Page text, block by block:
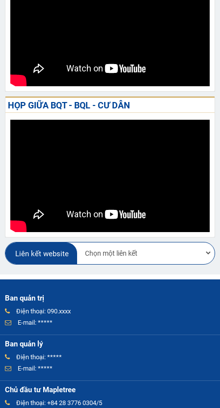
HỌP GIỮA BQT - BQL - CƯ DÂN
Liên kết website
Ban quản trị
Điện thoại: 090.xxxx
E-mail: *****
Ban quản lý
Điện thoại: *****
E-mail: *****
Chủ đầu tư Mapletree
Điện thoại: +84 28 3776 0304/5